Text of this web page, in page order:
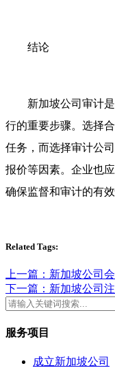
结论
新加坡公司审计
行的重要步骤。选择
任务，而选择审计公
报价等因素。企业也
确保监督和审计的有效
Related Tags:
上一篇：新加坡公司
下一篇：新加坡公司
服务项目
成立新加坡公司